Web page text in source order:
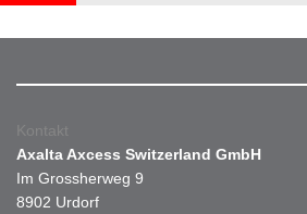
Kontakt
Axalta Axcess Switzerland GmbH
Im Grossherweg 9
8902 Urdorf